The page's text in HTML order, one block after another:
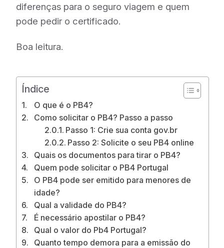
diferenças para o seguro viagem e quem
pode pedir o certificado.
Boa leitura.
Índice
O que é o PB4?
Como solicitar o PB4? Passo a passo
Passo 1: Crie sua conta gov.br
Passo 2: Solicite o seu PB4 online
Quais os documentos para tirar o PB4?
Quem pode solicitar o PB4 Portugal
O PB4 pode ser emitido para menores de
idade?
Qual a validade do PB4?
É necessário apostilar o PB4?
Qual o valor do Pb4 Portugal?
Quanto tempo demora para a emissão do